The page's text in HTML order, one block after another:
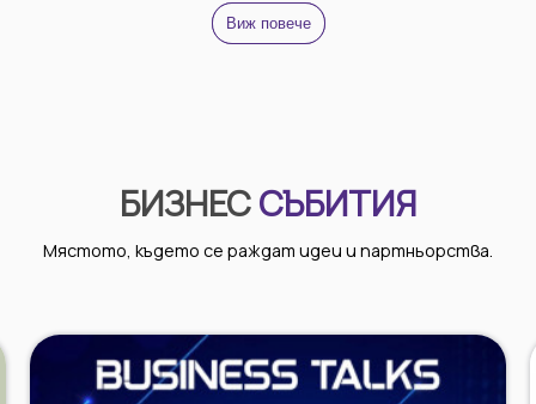
Виж повече
БИЗНЕССЪБИТИЯ
Мястото, където се раждат идеи и партньорства.